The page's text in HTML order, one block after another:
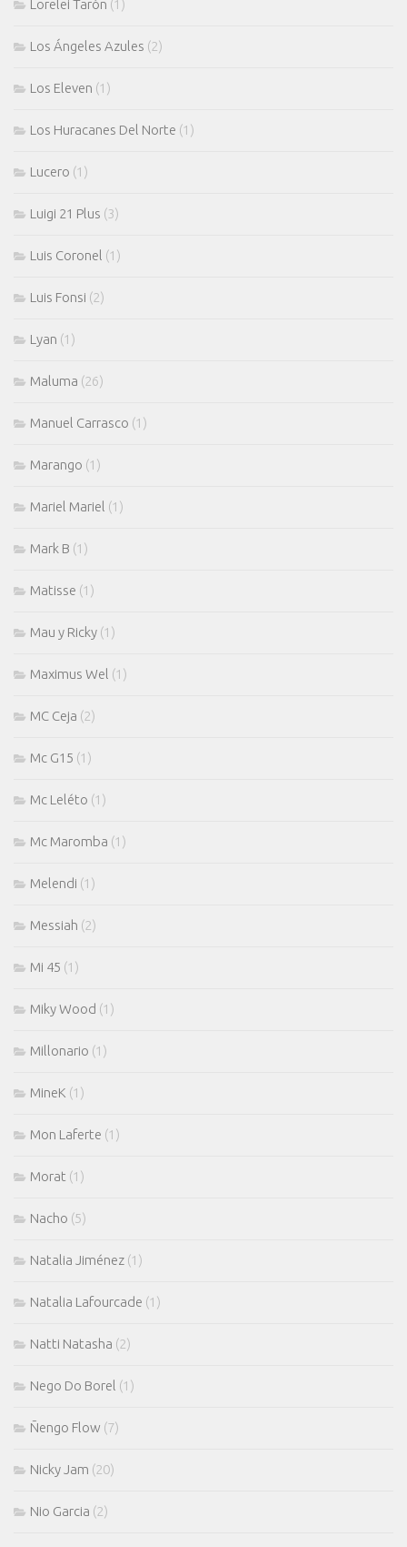
Lorelei Tarón (1)
Los Ángeles Azules (2)
Los Eleven (1)
Los Huracanes Del Norte (1)
Lucero (1)
Luigi 21 Plus (3)
Luis Coronel (1)
Luis Fonsi (2)
Lyan (1)
Maluma (26)
Manuel Carrasco (1)
Marango (1)
Mariel Mariel (1)
Mark B (1)
Matisse (1)
Mau y Ricky (1)
Maximus Wel (1)
MC Ceja (2)
Mc G15 (1)
Mc Leléto (1)
Mc Maromba (1)
Melendi (1)
Messiah (2)
Mi 45 (1)
Miky Wood (1)
Millonario (1)
MineK (1)
Mon Laferte (1)
Morat (1)
Nacho (5)
Natalia Jiménez (1)
Natalia Lafourcade (1)
Natti Natasha (2)
Nego Do Borel (1)
Ñengo Flow (7)
Nicky Jam (20)
Nio Garcia (2)